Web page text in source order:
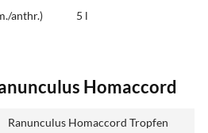
anthr.) 5 l
Homaccord
Ranunculus Homaccord Tropfen